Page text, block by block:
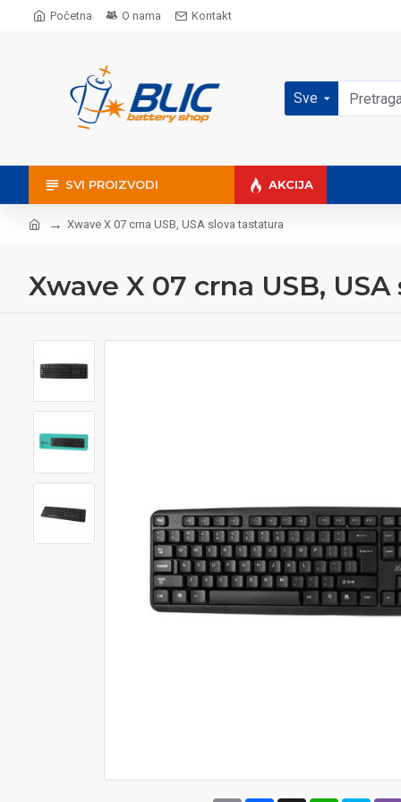
Početna O nama Kontakt
Sve
SVI PROIZVODI AKCIJA
Xwave X 07 crna USB, USA slova tastatura
Xwave X 07 crna USB,